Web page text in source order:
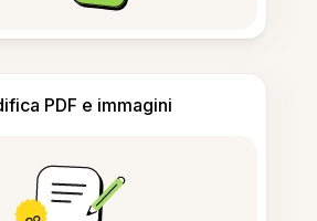
PDF e immagini